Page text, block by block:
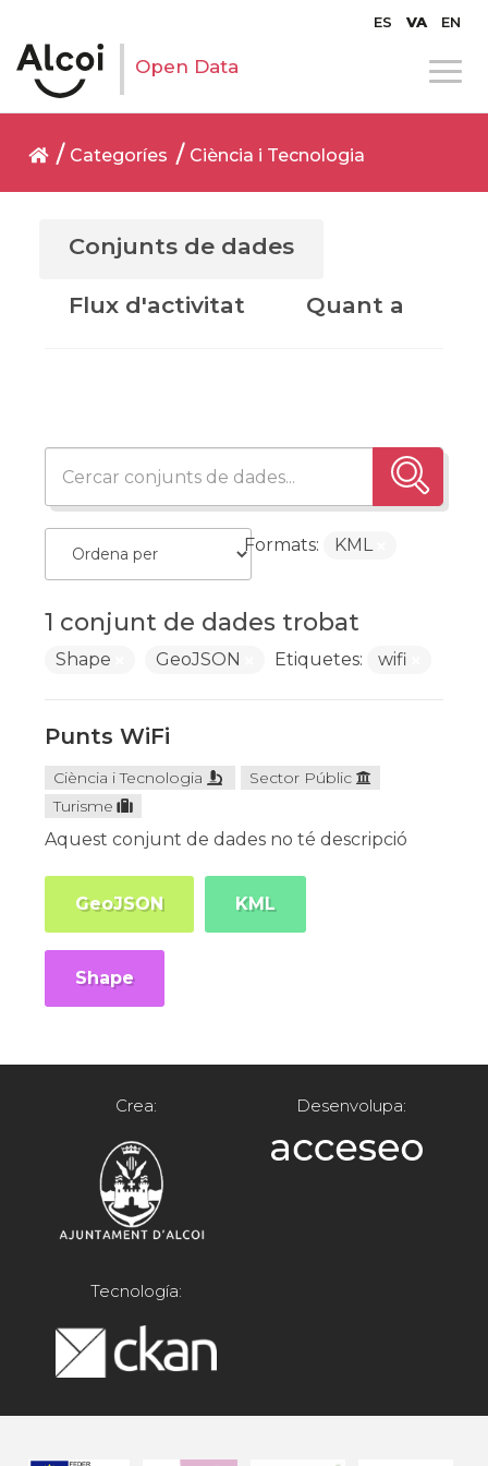
ES VA EN
Open Data
Categoríes Ciència i Tecnologia
Conjunts de dades
Flux d'activitat Quant a
1 conjunt de dades trobat
Formats: KML
Shape GeoJSON Etiquetes: wifi
Punts WiFi
Ciència i Tecnologia
Sector Públic
Turisme
Aquest conjunt de dades no té descripció
GeoJSON KML
Shape
Crea: Desenvolupa:
Tecnología: